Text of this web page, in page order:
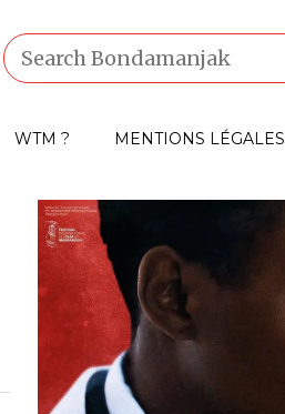
WTM ? MENTIONS LÉGALES